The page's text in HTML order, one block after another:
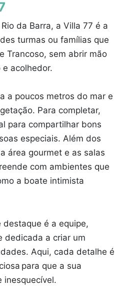
da Barra, a Villa 77 é a
turmas ou famílias que
Trancoso, sem abrir mão
acolhedor.
a poucos metros do mar e
Para completar,
para compartilhar bons
especiais. Além dos
área gourmet e as salas
com ambientes que
a boate intimista
destaque é a equipe,
dedicada a criar um
Aqui, cada detalhe é
para que a sua
inesquecível.